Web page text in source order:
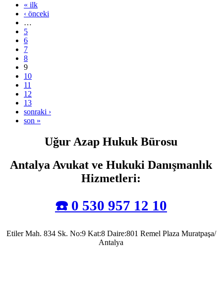
« ilk
‹ önceki
…
5
6
7
8
9
10
11
12
13
sonraki ›
son »
Uğur Azap Hukuk Bürosu
Antalya Avukat ve Hukuki Danışmanlık
Hizmetleri:
☎️ 0 530 957 12 10
Etiler Mah. 834 Sk. No:9 Kat:8 Daire:801 Remel Plaza Muratpaşa/
Antalya